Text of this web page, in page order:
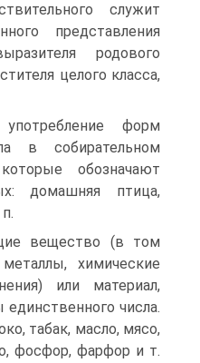
служит
представления
родового
целого класса,
форм
в собирательном
обозначают
домашняя птица,
вещество (в том
химические
или материал,
числа.
табак, масло, мясо,
фосфор, фарфор и т.